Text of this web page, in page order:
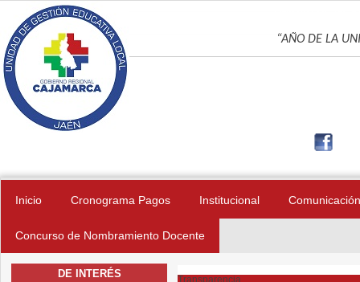
Pasar al contenido principal
“AÑO DE LA
Inicio Cronograma Pagos Institucional Comunicación
Concurso de Nombramiento Docente
DE INTERÉS Transparencia